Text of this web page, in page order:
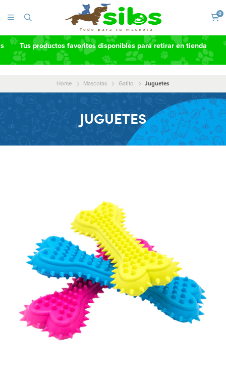
0
Tus productos favoritos disponibles para retirar en tienda
Home Mascotas Gatito Juguetes
JUGUETES